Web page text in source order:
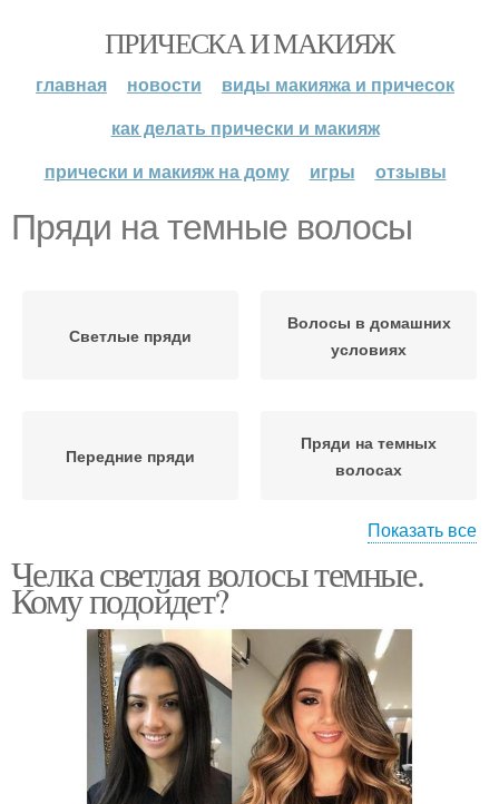
ПРИЧЕСКА И МАКИЯЖ
главная новости
виды макияжа и причесок
как делать прически и макияж
прически и макияж на дому
игры отзывы
Пряди на темные волосы
Светлые пряди
Волосы в домашних
условиях
Передние пряди
Пряди на темных
волосах
условиях
Осветленные пряди
Лица на русых волосах
Показать все
Челка светлая волосы темные.
Кому подойдет?